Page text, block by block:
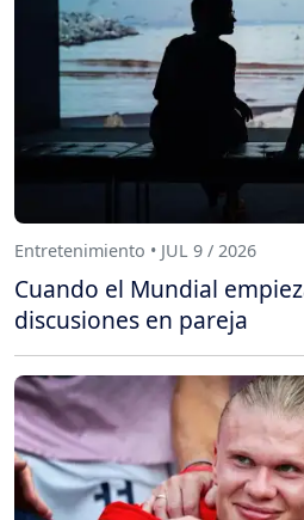
Entretenimiento • JUL 9 / 2026
Cuando el Mundial
discusiones en pareja